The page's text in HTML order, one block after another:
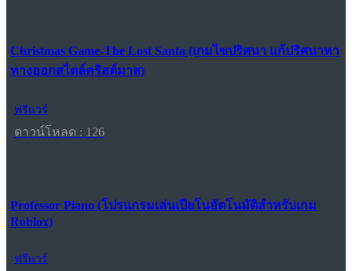
Christmas Game-The Lost Santa (เกมไขปริศนา แก้ปริศนาหา
ทางออกสไตล์คริสต์มาส)
ฟรีแวร์
ดาวน์โหลด : 126
Professor Piano (โปรแกรมเล่นเปียโนอัตโนมัติสำหรับเกม
Roblox)
ฟรีแวร์